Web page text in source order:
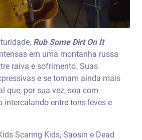
Rub Some Dirt On It
em uma montanha russa
raiva e sofrimento. Suas
e se tornam ainda mais
que, por sua vez, soa com
intercalando entre tons leves e
Scaring Kids, Saosin e Dead